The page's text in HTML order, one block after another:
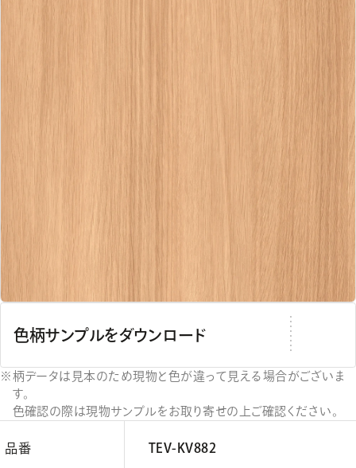
色柄サンプルをダウンロード
柄データは見本のため現物と色が違って見える場合がございま
す。
色確認の際は現物サンプルをお取り寄せの上ご確認ください。
品番 TEV-KV882